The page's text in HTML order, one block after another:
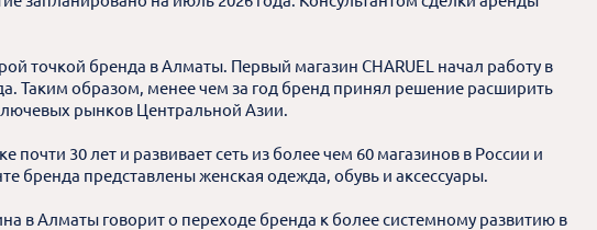
точкой бренда в Алматы. Первый магазин CHARUEL начал работу в
Таким образом, менее чем за год бренд принял решение расширить
рынков Центральной Азии.
почти 30 лет и развивает сеть из более чем 60 магазинов в России и
бренда представлены женская одежда, обувь и аксессуары.
в Алматы говорит о переходе бренда к более системному развитию в